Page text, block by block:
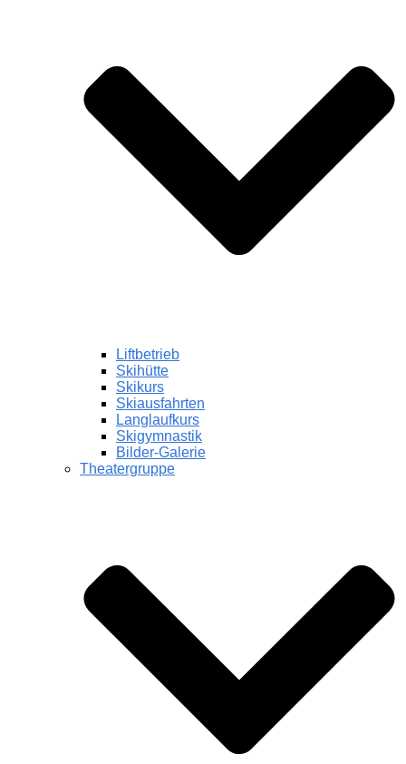
Liftbetrieb
Skihütte
Skikurs
Skiausfahrten
Langlaufkurs
Skigymnastik
Bilder-Galerie
Theatergruppe